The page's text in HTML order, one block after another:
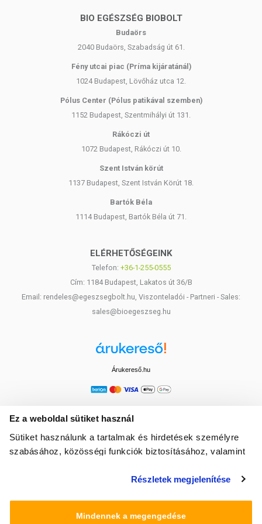
Ez a weboldal sütiket használ
Sütiket használunk a tartalmak és hirdetések személyre
szabásához, közösségi funkciók biztosításához, valamint
média-, hirdető- és elemező partnereinkkel megosztjuk az
amelyeket Ön adott meg számukra vagy az Ön által
Részletek megjelenítése
Mindennek a megengedése
Az olajpálmák azonos régióban, az ecuadori
trópusokon teremnek, mint a többi összetevő. Ez friss
támogatja a helyi gazdaság fejlődését.
Végül, a felhasznált olaj védett esőerdőkön kívüli
ültetvényekről származik. A pálmák zöld
élőlénynek. Szén-dioxid megkötésével
hatékonyabban tisztítja a levegőt, mint a szójabab
Minőségét megőrzi: a csomagoláson feltüntetett időpontig
Ecuador
BIO EGÉSZSÉG BIOBOLT
Budaörs
2040 Budaörs, Szabadság út 61.
Fény utcai piac (Príma kijáratánál)
1024 Budapest, Lövőház utca 12.
Pólus Center (Pólus patikával szemben)
1152 Budapest, Szentmihályi út 131.
Rákóczi út
1072 Budapest, Rákóczi út 10.
Szent István körút
1137 Budapest, Szent István Körút 18.
Bartók Béla
1114 Budapest, Bartók Béla út 71.
ELÉRHETŐSÉGEINK
Telefon: +36-1-255-0555
Cím: 1184 Budapest, Lakatos út 36/B
Email: rendeles@egeszsegbolt.hu, Viszonteladói - Partneri - Sales:
sales@bioegeszseg.hu
Árukereső.hu